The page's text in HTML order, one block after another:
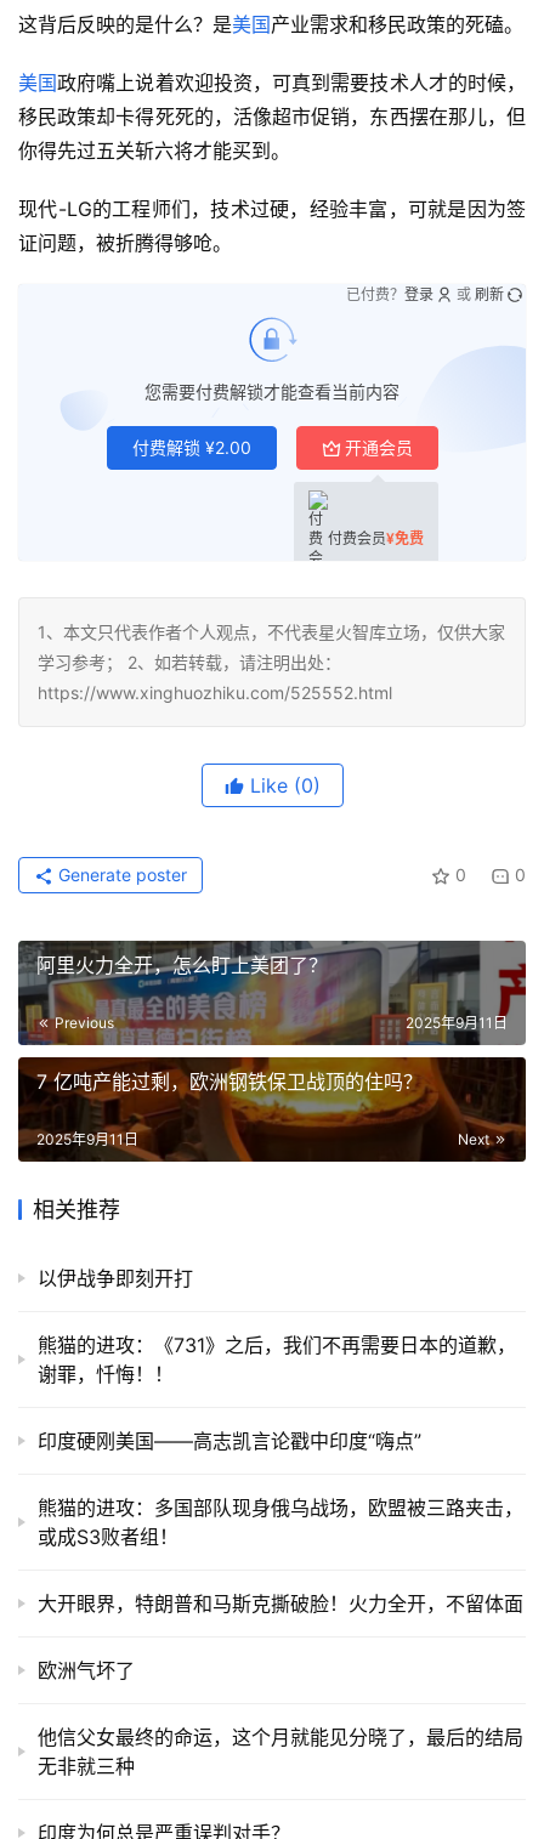
这背后反映的是什么？是美国产业需求和移民政策的死磕。
美国政府嘴上说着欢迎投资，可真到需要技术人才的时候，
移民政策却卡得死死的，活像超市促销，东西摆在那儿，但
你得先过五关斩六将才能买到。
现代-LG的工程师们，技术过硬，经验丰富，可就是因为签
证问题，被折腾得够呛。
您需要付费解锁才能查看当前内容
付费解锁 ¥2.00 开通会员
付费会员¥免费
已付费？ 登录 或 刷新
1、本文只代表作者个人观点，不代表星火智库立场，仅供大家
学习参考； 2、如若转载，请注明出处：
https://www.xinghuozhiku.com/525552.html
Like (0)
0 0
Generate poster
阿里火力全开，怎么盯上美团了？
Previous 2025年9月11日
7 亿吨产能过剩，欧洲钢铁保卫战顶的住吗？
Next
2025年9月11日
相关推荐
以伊战争即刻开打
熊猫的进攻：《731》之后，我们不再需要日本的道歉，
谢罪，忏悔！！
印度硬刚美国——高志凯言论戳中印度“嗨点”
熊猫的进攻：多国部队现身俄乌战场，欧盟被三路夹击，
或成S3败者组！
大开眼界，特朗普和马斯克撕破脸！火力全开，不留体面
欧洲气坏了
他信父女最终的命运，这个月就能见分晓了，最后的结局
无非就三种
印度为何总是严重误判对手？